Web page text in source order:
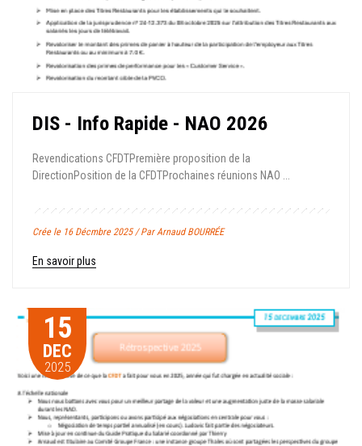
DIS - Info Rapide - NAO 2026
Revendications CFDTPremière proposition de la
DirectionPosition de la CFDTProchaines réunions NAO ...
Crée le 16 Décmbre 2025 / Par Arnaud BOURRÉE
En savoir plus
15
DEC
2025